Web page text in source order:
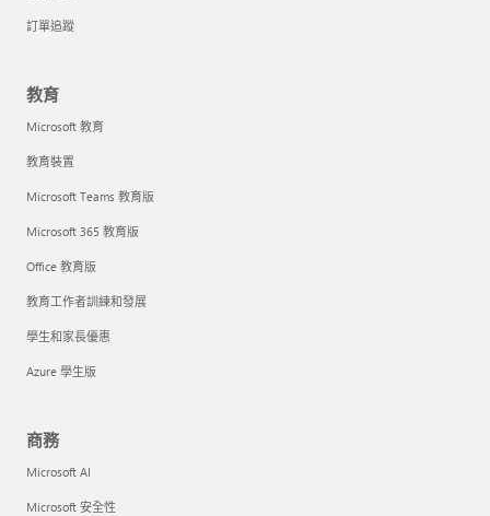
訂單追蹤
教育
Microsoft 教育
教育裝置
Microsoft Teams 教育版
Microsoft 365 教育版
Office 教育版
教育工作者訓練和發展
學生和家長優惠
Azure 學生版
商務
Microsoft AI
Microsoft 安全性